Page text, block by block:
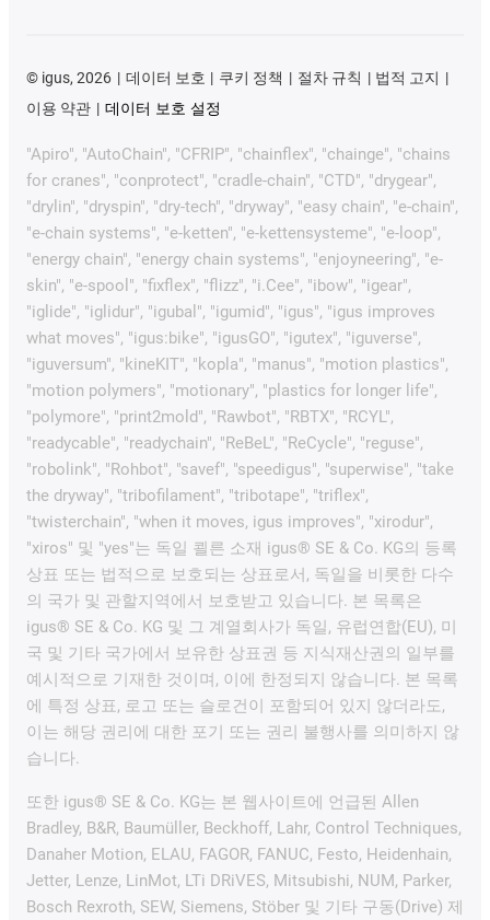
© igus, 2026 데이터 보호 쿠키 정책 절차 규칙
법적 고지
이용 약관
데이터 보호 설정
"Apiro", "AutoChain", "CFRIP", "chainflex", "chainge", "chains
for cranes", "conprotect", "cradle-chain", "CTD", "drygear",
"drylin", "dryspin", "dry-tech", "dryway", "easy chain", "e-chain",
"e-chain systems", "e-ketten", "e-kettensysteme", "e-loop",
"energy chain", "energy chain systems", "enjoyneering", "e-
skin", "e-spool", "fixflex", "flizz", "i.Cee", "ibow", "igear",
"iglide", "iglidur", "igubal", "igumid", "igus", "igus improves
what moves", "igus:bike", "igusGO", "igutex", "iguverse",
"iguversum", "kineKIT", "kopla", "manus", "motion plastics",
"motion polymers", "motionary", "plastics for longer life",
"polymore", "print2mold", "Rawbot", "RBTX", "RCYL",
"readycable", "readychain", "ReBeL", "ReCycle", "reguse",
"robolink", "Rohbot", "savef", "speedigus", "superwise", "take
the dryway", "tribofilament", "tribotape", "triflex",
"twisterchain", "when it moves, igus improves", "xirodur",
"xiros" 및 "yes"는 독일 쾰른 소재 igus® SE & Co. KG의 등록
상표 또는 법적으로 보호되는 상표로서, 독일을 비롯한 다수
의 국가 및 관할지역에서 보호받고 있습니다. 본 목록은
igus® SE & Co. KG 및 그 계열회사가 독일, 유럽연합(EU), 미
국 및 기타 국가에서 보유한 상표권 등 지식재산권의 일부를
예시적으로 기재한 것이며, 이에 한정되지 않습니다. 본 목록
에 특정 상표, 로고 또는 슬로건이 포함되어 있지 않더라도,
이는 해당 권리에 대한 포기 또는 권리 불행사를 의미하지 않
습니다.
또한 igus® SE & Co. KG는 본 웹사이트에 언급된 Allen
Bradley, B&R, Baumüller, Beckhoff, Lahr, Control Techniques,
Danaher Motion, ELAU, FAGOR, FANUC, Festo, Heidenhain,
Jetter, Lenze, LinMot, LTi DRiVES, Mitsubishi, NUM, Parker,
Bosch Rexroth, SEW, Siemens, Stöber 및 기타 구동(Drive) 제